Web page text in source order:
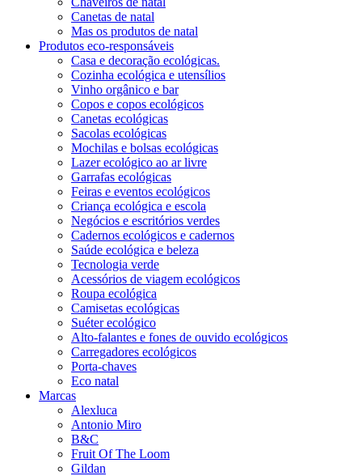
Canetas de natal
Mas os produtos de natal
Produtos eco-responsáveis
Casa e decoração ecológicas.
Cozinha ecológica e utensílios
Vinho orgânico e bar
Copos e copos ecológicos
Canetas ecológicas
Sacolas ecológicas
Mochilas e bolsas ecológicas
Lazer ecológico ao ar livre
Garrafas ecológicas
Feiras e eventos ecológicos
Criança ecológica e escola
Negócios e escritórios verdes
Cadernos ecológicos e cadernos
Saúde ecológica e beleza
Tecnologia verde
Acessórios de viagem ecológicos
Roupa ecológica
Camisetas ecológicas
Suéter ecológico
Alto-falantes e fones de ouvido ecológicos
Carregadores ecológicos
Porta-chaves
Eco natal
Marcas
Alexluca
Antonio Miro
B&C
Fruit Of The Loom
Gildan